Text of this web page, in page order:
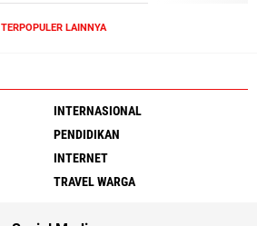
TERPOPULER LAINNYA
INTERNASIONAL
PENDIDIKAN
INTERNET
TRAVEL WARGA